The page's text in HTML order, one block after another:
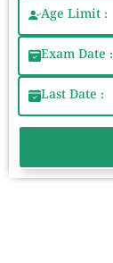
Age Limit :
Exam Date :
Last Date :